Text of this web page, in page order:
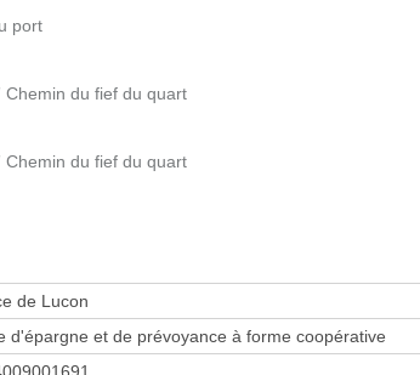
port
du fief du quart
du fief du quart
de Lucon
d'épargne et de prévoyance à forme coopérative